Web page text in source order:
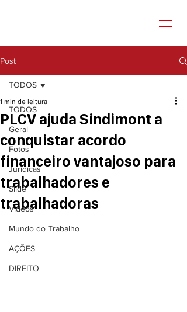
Post
TODOS
Geral
Fotos
Jurídicas
Slide
Vídeos
Mundo do Trabalho
AÇÕES
DIREITO
TODOS
PLCV ajuda Sindimont a
conquistar acordo
financeiro vantajoso para
trabalhadores e
trabalhadoras
1 min de leitura